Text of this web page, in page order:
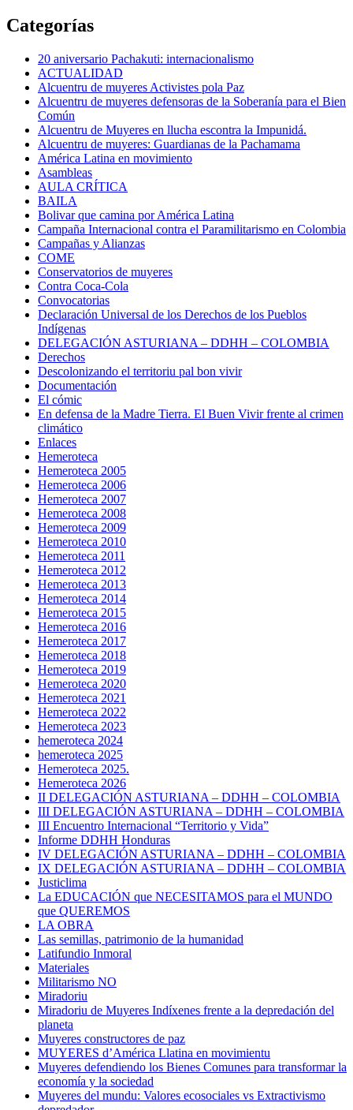
Categorías
20 aniversario Pachakuti: internacionalismo
ACTUALIDAD
Alcuentru de muyeres Activistes pola Paz
Alcuentru de muyeres defensoras de la Soberanía para el Bien
Común
Alcuentru de Muyeres en llucha escontra la Impunidá.
Alcuentru de muyeres: Guardianas de la Pachamama
América Latina en movimiento
Asambleas
AULA CRÍTICA
BAILA
Bolivar que camina por América Latina
Campaña Internacional contra el Paramilitarismo en Colombia
Campañas y Alianzas
COME
Conservatorios de muyeres
Contra Coca-Cola
Convocatorias
Declaración Universal de los Derechos de los Pueblos
Indígenas
DELEGACIÓN ASTURIANA – DDHH – COLOMBIA
Derechos
Descolonizando el territoriu pal bon vivir
Documentación
El cómic
En defensa de la Madre Tierra. El Buen Vivir frente al crimen
climático
Enlaces
Hemeroteca
Hemeroteca 2005
Hemeroteca 2006
Hemeroteca 2007
Hemeroteca 2008
Hemeroteca 2009
Hemeroteca 2010
Hemeroteca 2011
Hemeroteca 2012
Hemeroteca 2013
Hemeroteca 2014
Hemeroteca 2015
Hemeroteca 2016
Hemeroteca 2017
Hemeroteca 2018
Hemeroteca 2019
Hemeroteca 2020
Hemeroteca 2021
Hemeroteca 2022
Hemeroteca 2023
hemeroteca 2024
hemeroteca 2025
Hemeroteca 2025.
Hemeroteca 2026
II DELEGACIÓN ASTURIANA – DDHH – COLOMBIA
III DELEGACIÓN ASTURIANA – DDHH – COLOMBIA
III Encuentro Internacional “Territorio y Vida”
Informe DDHH Honduras
IV DELEGACIÓN ASTURIANA – DDHH – COLOMBIA
IX DELEGACIÓN ASTURIANA – DDHH – COLOMBIA
Justiclima
La EDUCACIÓN que NECESITAMOS para el MUNDO
que QUEREMOS
LA OBRA
Las semillas, patrimonio de la humanidad
Latifundio Inmoral
Materiales
Militarismo NO
Miradoriu
Miradoriu de Muyeres Indíxenes frente a la depredación del
planeta
Muyeres constructores de paz
MUYERES d’América Llatina en movimientu
Muyeres defendiendo los Bienes Comunes para transformar la
economía y la sociedad
Muyeres del mundu: Valores ecosociales vs Extractivismo